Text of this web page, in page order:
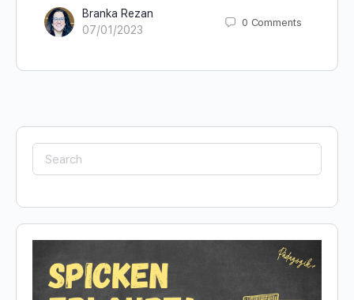
Branka Rezan
07/01/2023
0 Comments
Search
for: